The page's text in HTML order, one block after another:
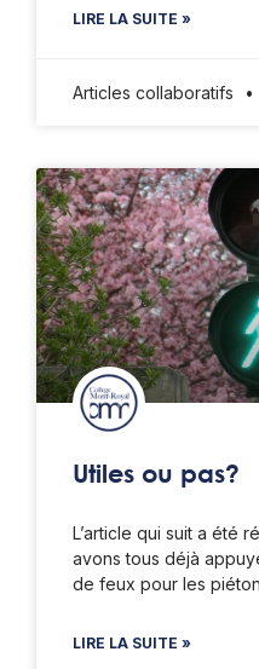
LIRE LA SUITE »
Articles collaboratifs
Utiles ou pas?
L’article qui suit a été
avons tous déjà
de feux pour les
LIRE LA SUITE »